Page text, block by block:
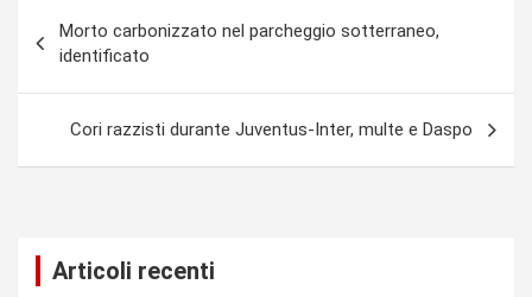
articoli
Morto carbonizzato nel parcheggio sotterraneo,
identificato
Cori razzisti durante Juventus-Inter, multe e Daspo
Articoli recenti